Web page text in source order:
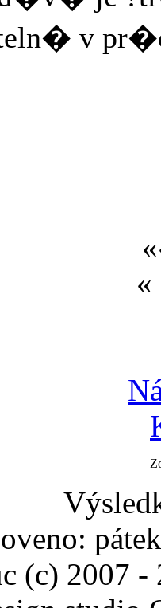
v
«
(c) 2007 -